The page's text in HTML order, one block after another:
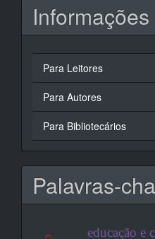
Informações
Para Leitores
Para Autores
Para Bibliotecários
Palavras-
educação e